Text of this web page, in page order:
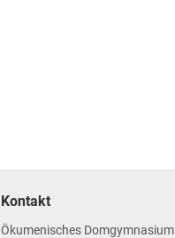
Kontakt
Ökumenisches Domgymnasium